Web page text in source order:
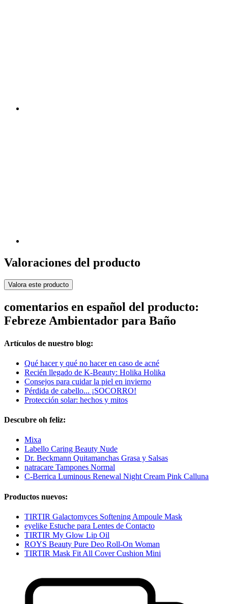
Valoraciones del producto
Valora este producto
comentarios en español del producto:
Febreze Ambientador para Baño
Artículos de nuestro blog:
Qué hacer y qué no hacer en caso de acné
Recién llegado de K-Beauty: Holika Holika
Consejos para cuidar la piel en invierno
Pérdida de cabello... ¡SOCORRO!
Protección solar: hechos y mitos
Descubre oh feliz:
Mixa
Labello Caring Beauty Nude
Dr. Beckmann Quitamanchas Grasa y Salsas
natracare Tampones Normal
C-Berrica Luminous Renewal Night Cream Pink Calluna
Productos nuevos:
TIRTIR Galactomyces Softening Ampoule Mask
eyelike Estuche para Lentes de Contacto
TIRTIR My Glow Lip Oil
ROYS Beauty Pure Deo Roll-On Woman
TIRTIR Mask Fit All Cover Cushion Mini